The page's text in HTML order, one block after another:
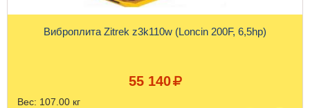
Виброплита Zitrek z3k110w (Loncin 200F, 6,5hp)
55 140
Вес: 107.00 кг